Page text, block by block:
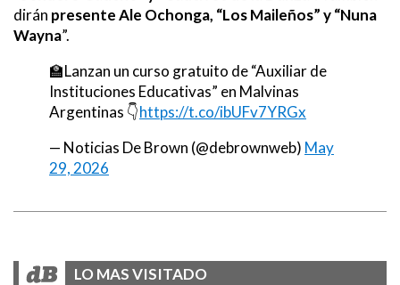
dirán presente Ale Ochonga, “Los Maileños” y “Nuna
Wayna”.
🏫Lanzan un curso gratuito de “Auxiliar de
Instituciones Educativas” en Malvinas
Argentinas 👇https://t.co/ibUFv7YRGx
— Noticias De Brown (@debrownweb) May
29, 2026
LO MAS VISITADO